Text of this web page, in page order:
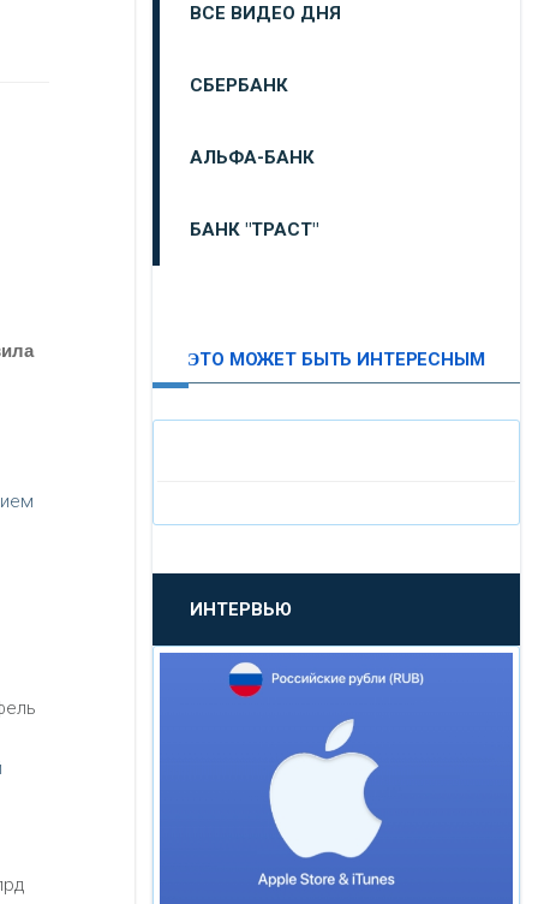
ВСЕ ВИДЕО ДНЯ
СБЕРБАНК
АЛЬФА-БАНК
БАНК "ТРАСТ"
«ПРОМСВЯЗЬБАНК»
«НОВИКОМБАНК»
«СМП БАНК»
«ВНЕШПРОМБАНК»
ЭТО МОЖЕТ БЫТЬ ИНТЕРЕСНЫМ
ИНТЕРВЬЮ